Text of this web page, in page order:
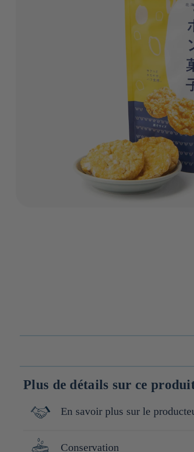
Plus de détails sur ce
En savoir plus sur le
Basée à Hokuto, dans la région de Hokkaido,
Conservation